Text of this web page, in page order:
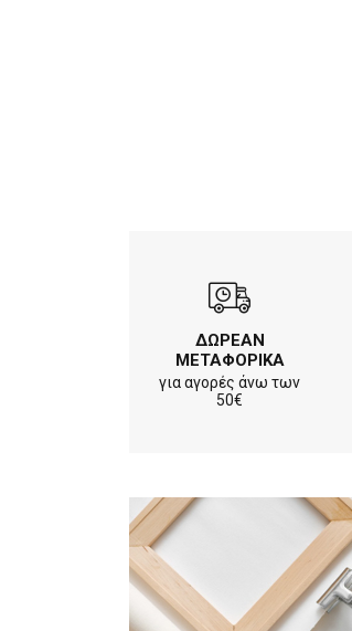
ΔΩΡΕΑΝ
ΜΕΤΑΦΟΡΙΚΑ
για αγορές άνω των
50€